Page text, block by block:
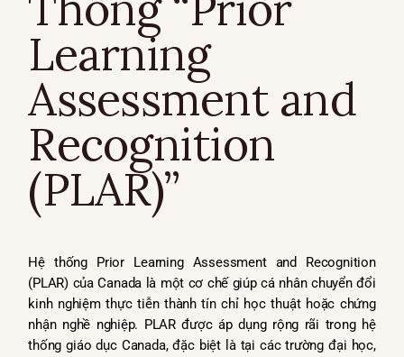
Learning
Assessment and
Recognition
(PLAR)”
Hệ thống Prior Learning Assessment and Recognition
(PLAR) của Canada là một cơ chế giúp cá nhân chuyển đổi
kinh nghiệm thực tiễn thành tín chỉ học thuật hoặc chứng
nhận nghề nghiệp. PLAR được áp dụng rộng rãi trong hệ
thống giáo dục Canada, đặc biệt là tại các trường đại học,